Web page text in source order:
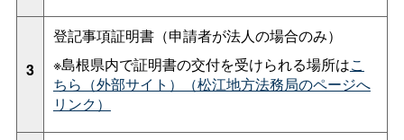
3
登記事項証明書（申請者が法人の場合のみ）
※島根県内で証明書の交付を受けられる場所はこ
ちら（外部サイト）（松江地方法務局のページへ
リンク）